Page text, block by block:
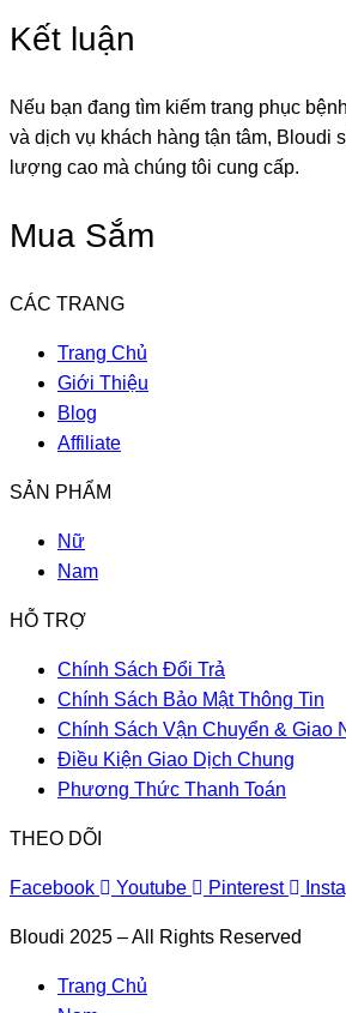
Kết luận
Nếu bạn đang tìm kiếm trang phục
và dịch vụ khách hàng tận tâm, Bloudi
lượng cao mà chúng tôi cung cấp.
Mua Sắm
CÁC TRANG
Trang Chủ
Giới Thiệu
Blog
Affiliate
SẢN PHẨM
Nữ
Nam
HỖ TRỢ
Chính Sách Đổi Trả
Chính Sách Bảo Mật Thông Tin
Chính Sách Vận Chuyển & Giao
Điều Kiện Giao Dịch Chung
Phương Thức Thanh Toán
THEO DÕI
Facebook Youtube Pinterest
Bloudi 2025 – All Rights Reserved
Trang Chủ